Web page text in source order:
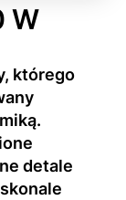
W
którego
detale